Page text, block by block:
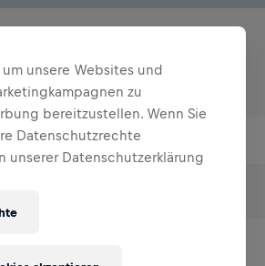
% davon fließen in
unsere Websites und
zu
bereitzustellen. Wenn Sie
Datenschutzrechte
unserer Datenschutzerklärung